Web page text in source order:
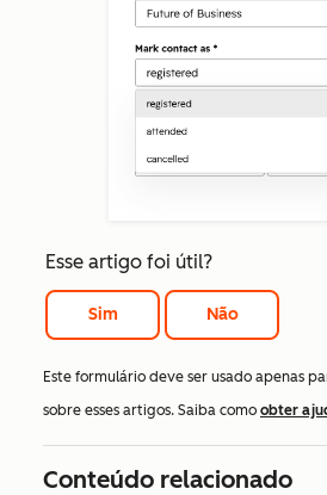
Esse artigo foi útil?
Sim Não
Este formulário deve ser usado apenas
sobre esses artigos. Saiba como obter
Conteúdo relacionado